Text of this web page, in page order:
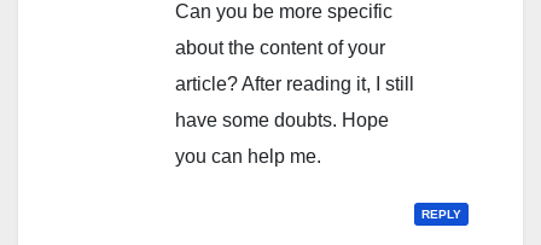
Can you be more specific
about the content of your
article? After reading it, I still
have some doubts. Hope
you can help me.
REPLY